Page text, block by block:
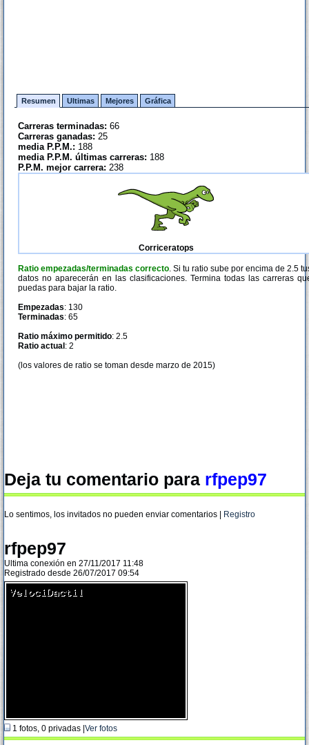
Resumen Ultimas Mejores Gráfica
Carreras terminadas: 66
Carreras ganadas: 25
media P.P.M.: 188
media P.P.M. últimas carreras: 188
P.P.M. mejor carrera: 238
Corriceratops
Ratio empezadas/terminadas correcto. Si tu ratio sube por encima de 2.5
datos no aparecerán en las clasificaciones. Termina todas las carreras
puedas para bajar la ratio.
Empezadas: 130
Terminadas: 65
Ratio máximo permitido: 2.5
Ratio actual : 2
(los valores de ratio se toman desde marzo de 2015)
Deja tu comentario para rfpep97
Lo sentimos, los invitados no pueden enviar comentarios | Registro
rfpep97
Ultima conexión en 27/11/2017 11:48
Registrado desde 26/07/2017 09:54
1 fotos, 0 privadas | Ver fotos